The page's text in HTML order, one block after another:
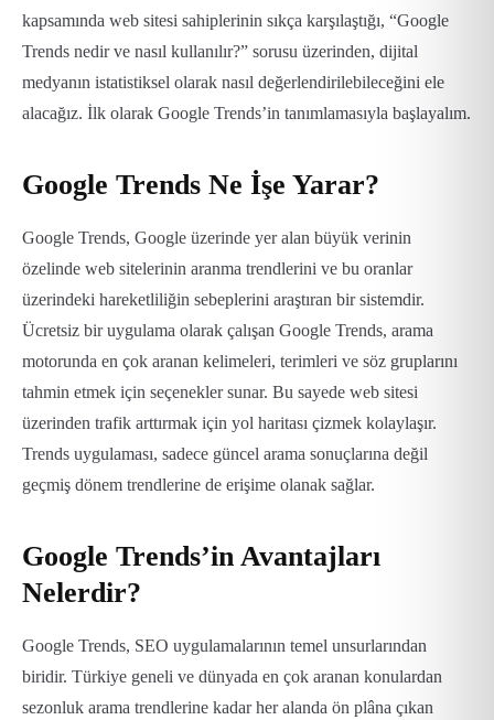
kapsamında web sitesi sahiplerinin sıkça karşılaştığı, “Google
Trends nedir ve nasıl kullanılır?” sorusu üzerinden, dijital
medyanın istatistiksel olarak nasıl değerlendirilebileceğini ele
alacağız. İlk olarak Google Trends’in tanımlamasıyla başlayalım.
Google Trends Ne İşe Yarar?
Google Trends, Google üzerinde yer alan büyük verinin
özelinde web sitelerinin aranma trendlerini ve bu oranlar
üzerindeki hareketliliğin sebeplerini araştıran bir sistemdir.
Ücretsiz bir uygulama olarak çalışan Google Trends, arama
motorunda en çok aranan kelimeleri, terimleri ve söz gruplarını
tahmin etmek için seçenekler sunar. Bu sayede web sitesi
üzerinden trafik arttırmak için yol haritası çizmek kolaylaşır.
Trends uygulaması, sadece güncel arama sonuçlarına değil
geçmiş dönem trendlerine de erişime olanak sağlar.
Google Trends’in Avantajları
Nelerdir?
Google Trends, SEO uygulamalarının temel unsurlarından
biridir. Türkiye geneli ve dünyada en çok aranan konulardan
sezonluk arama trendlerine kadar her alanda ön plâna çıkan